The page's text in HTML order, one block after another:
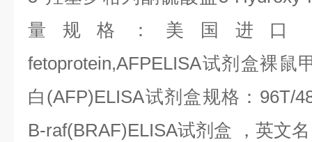
量规格：美国进口
fetoprotein,AFPELISA试剂盒裸鼠
白 (AFP)ELISA试剂盒规格： 96T/
B-raf(BRAF)ELISA试剂盒
，英文